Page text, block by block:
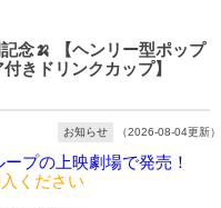
念🍌 【ヘンリー型ポップ
きドリンクカップ】
お知らせ （2026-08-04更新）
プの上映劇場で発売！
ください